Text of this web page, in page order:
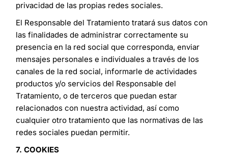
privacidad de las propias redes sociales.
El Responsable del Tratamiento tratará sus datos con
las finalidades de administrar correctamente su
presencia en la red social que corresponda, enviar
mensajes personales e individuales a través de los
canales de la red social, informarle de actividades
productos y/o servicios del Responsable del
Tratamiento, o de terceros que puedan estar
relacionados con nuestra actividad, así como
cualquier otro tratamiento que las normativas de las
redes sociales puedan permitir.
7. COOKIES